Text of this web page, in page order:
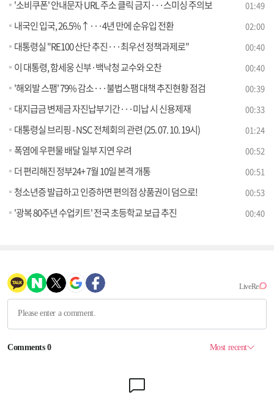
'소비쿠폰' 안내문자 URL 주소 클릭 금지···스미싱 주의보 01:49
내국인 입국, 26.5%↑···4년 만에 순유입 전환 02:00
대통령실 "RE100 산단 추진···최우선 정책과제로" 00:40
이 대통령, 함세웅 신부·백낙청 교수와 오찬 00:40
'해외발 스팸' 79% 감소···불법스팸 대책 추진현황 점검 00:39
대지급금 변제금 자진납부기간···미납 시 신용제재 00:33
대통령실 브리핑 - NSC 전체회의 관련 (25. 07. 10. 19시) 01:24
폭염에 우편물 배달 일부 지연 우려 00:52
더 편리해진 정부24+ 7월 10일 본격 개통 00:51
청소년증 발급하고 인증하면 편의점 상품권이 덤으로! 00:53
'광복 80주년 수업키트' 전국 초등학교 보급 추진 00:40